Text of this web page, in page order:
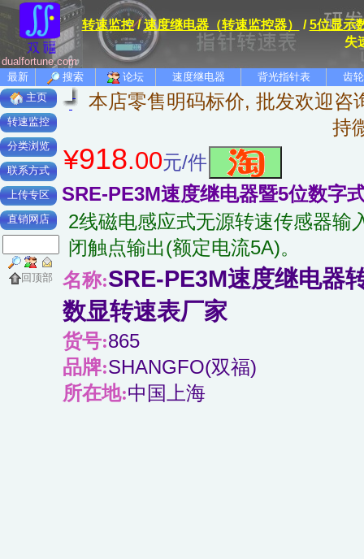
dualfortune.com
转速监控/速度继电器（转速监控器） /5位显示
失
最新 搜索 论坛 速度继电器 背光指针表
齿
主页
转速监控
分类浏览
联系方式
上传专区
直销网店
回顶部
本店零售明码标价, 批发欢迎
持
¥918.00元/件
SRE-PE3M速度继电器暨5位数字
2线磁电感应式无源转速传感器输
闭触点输出(额定电流5A)。
名称:SRE-PE3M速度继电器
数显转速表厂家
货号:865
品牌:SHANGFO(双福)
所在地:中国上海